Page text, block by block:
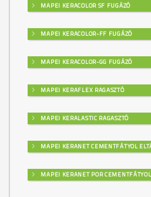
MAPEI KERACOLOR SF FUGÁZÓ
MAPEI KERACOLOR-FF FUGÁZÓ
MAPEI KERACOLOR-GG FUGÁZÓ
MAPEI KERAFLEX RAGASZTÓ
MAPEI KERALASTIC RAGASZTÓ
MAPEI KERANET CEMENTFÁTYOL
MAPEI KERANET POR